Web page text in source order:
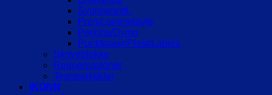
Svulmearktl.
Pren/Lommetavle
Perkins/Dymo
Punktpapir/Plast/Labels
Skriveblokke
Regnemaskiner
Tegnearktikler
IKONN